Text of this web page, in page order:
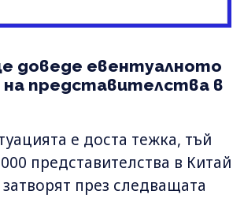
доведе евентуалното
на представителства в
е доста тежка, тъй
представителства в Китай
през следващата